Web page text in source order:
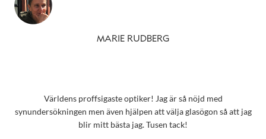
MARIE RUDBERG
Världens proffsigaste optiker! Jag är så nöjd med
synundersökningen men även hjälpen att välja glasögon så att jag
blir mitt bästa jag. Tusen tack!